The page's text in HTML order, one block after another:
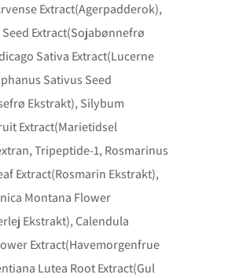
Extract(Agerpadderok),
Extract(Sojabønnefrø
Sativa Extract(Lucerne
Sativus Seed
Ekstrakt), Silybum
Extract(Marietidsel
Tripeptide-1, Rosmarinus
Extract(Rosmarin Ekstrakt),
Montana Flower
Ekstrakt), Calendula
Extract(Havemorgenfrue
Lutea Root Extract(Gul